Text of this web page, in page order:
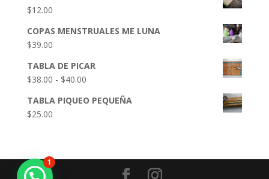
$4.00
$12.00
COPAS MENSTRUALES ME LUNA
$39.00
TABLA DE PICAR
$38.00 - $40.00Rango
precios:
$40.00
TABLA PIQUEO PEQUEÑA
$25.00
1